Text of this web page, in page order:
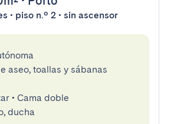
• piso n.º 2 • sin ascensor
aseo, toallas y sábanas
• Cama doble
ducha